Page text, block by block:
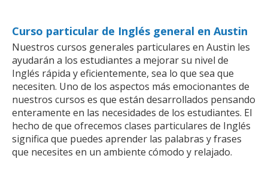
Curso particular de Inglés general en Austin
Nuestros cursos generales particulares en Austin les
ayudarán a los estudiantes a mejorar su nivel de
Inglés rápida y eficientemente, sea lo que sea que
necesiten. Uno de los aspectos más emocionantes de
nuestros cursos es que están desarrollados pensando
enteramente en las necesidades de los estudiantes. El
hecho de que ofrecemos clases particulares de Inglés
significa que puedes aprender las palabras y frases
que necesites en un ambiente cómodo y relajado.